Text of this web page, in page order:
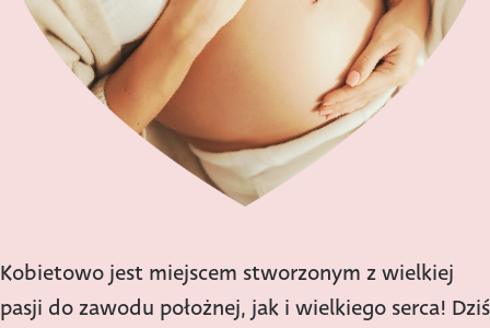
Kobietowo jest miejscem stworzonym z wielkiej
pasji do zawodu położnej, jak i wielkiego serca! Dziś